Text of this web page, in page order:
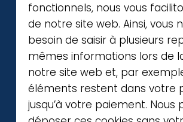
fonctionnels, nous vous
de notre site web. Ainsi, vous
besoin de saisir à plusieurs
mêmes informations lors de
notre site web et, par
éléments restent dans votre
jusqu’à votre paiement. Nous